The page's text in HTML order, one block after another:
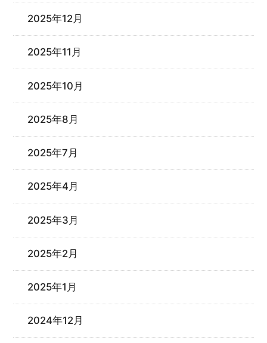
2025年12月
2025年11月
2025年10月
2025年8月
2025年7月
2025年4月
2025年3月
2025年2月
2025年1月
2024年12月